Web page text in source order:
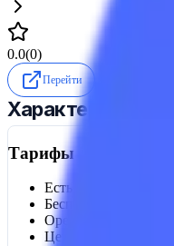
0.0(0)
Перейти
Характеристики
Тарифы
Есть пробный период
Бесплатная версия
Open Source
Цена от